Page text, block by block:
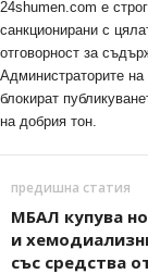
24shumen.com е
санкционирани с
отговорност за
Администраторите на
блокират
на добрия тон.
предишна статия
МБАЛ купува
и
със средства